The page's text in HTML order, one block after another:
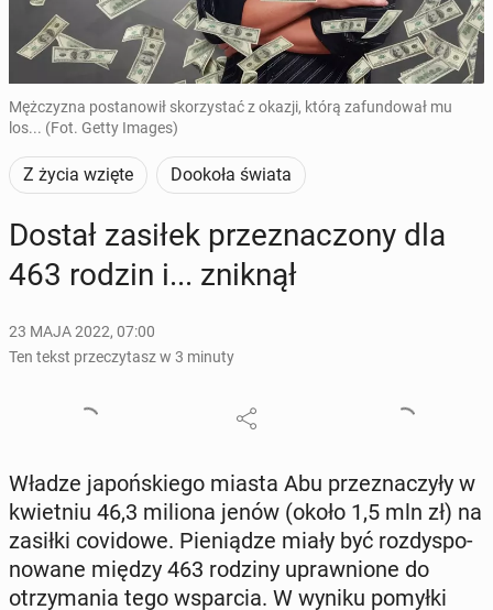
Mężczyzna postanowił skorzystać z okazji, którą zafundował mu
los... (Fot. Getty Images)
Z życia wzięte Dookoła świata
Dostał zasiłek prze­zna­czo­ny dla
463 rodzin i... zniknął
23 MAJA 2022, 07:00
Ten tekst przeczytasz w 3 minuty
Władze ja­poń­skie­go miasta Abu prze­zna­czy­ły w
kwiet­niu 46,3 miliona jenów (około 1,5 mln zł) na
zasiłki co­vi­do­we. Pie­nią­dze miały być roz­dy­spo­
no­wa­ne między 463 rodziny upraw­nio­ne do
otrzy­ma­nia tego wspar­cia. W wyniku pomyłki